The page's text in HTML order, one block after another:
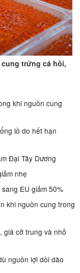
trứng cá hồi,
khi nguồn cung
lồ do hết hạn
Đại Tây Dương
nhẹ
EU giảm 50%
khi nguồn cung trong
giá cỡ trung và nhỏ
nguồn lợi dồi dào